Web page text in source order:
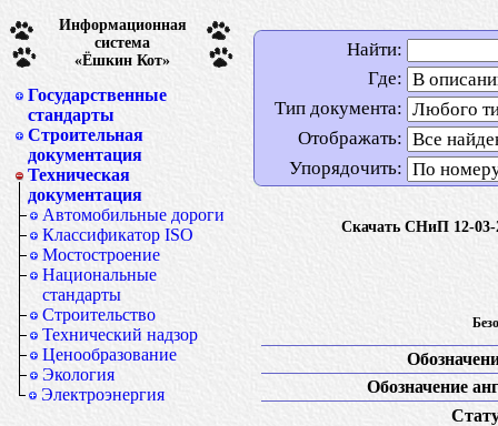
Информационная
система
«Ёшкин Кот»
Государственные
стандарты
Строительная
документация
Техническая
документация
Автомобильные дороги
Классификатор ISO
Мостостроение
Национальные
стандарты
Строительство
Технический надзор
Ценообразование
Экология
Электроэнергия
Найти:
Где:
Тип документа:
Отображать:
Упорядочить:
Скачать СНиП 12-03-
Обозначение